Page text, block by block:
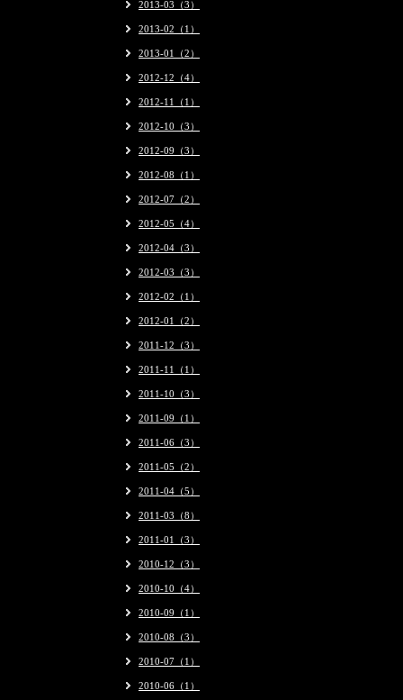
2013-03（3）
2013-02（1）
2013-01（2）
2012-12（4）
2012-11（1）
2012-10（3）
2012-09（3）
2012-08（1）
2012-07（2）
2012-05（4）
2012-04（3）
2012-03（3）
2012-02（1）
2012-01（2）
2011-12（3）
2011-11（1）
2011-10（3）
2011-09（1）
2011-06（3）
2011-05（2）
2011-04（5）
2011-03（8）
2011-01（3）
2010-12（3）
2010-10（4）
2010-09（1）
2010-08（3）
2010-07（1）
2010-06（1）